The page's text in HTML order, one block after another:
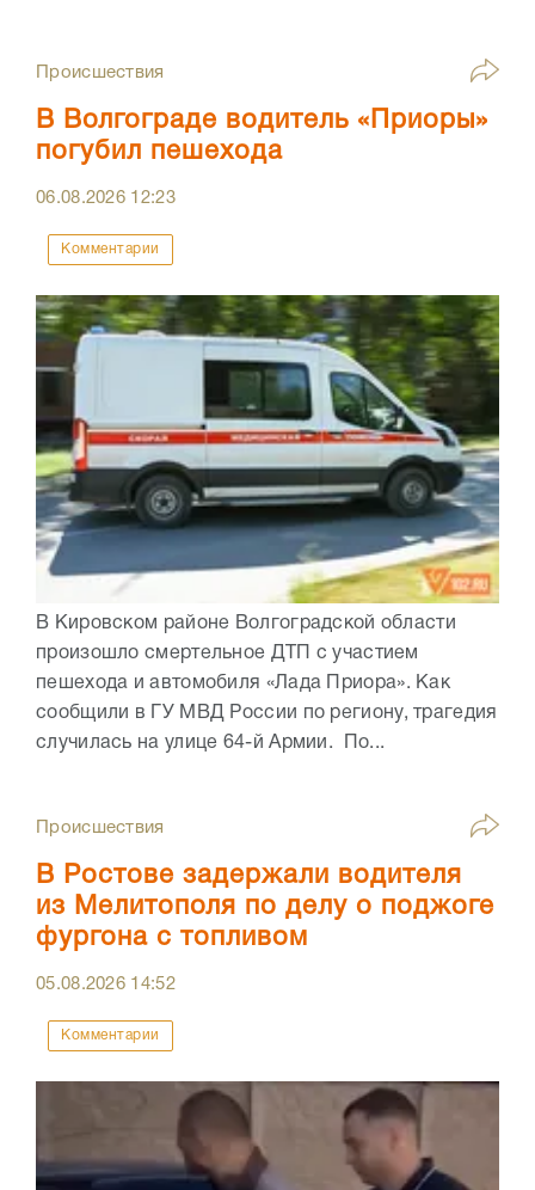
Происшествия
В Волгограде водитель «Приоры»
погубил пешехода
06.08.2026 12:23
Комментарии
В Кировском районе Волгоградской области
произошло смертельное ДТП с участием
пешехода и автомобиля «Лада Приора». Как
сообщили в ГУ МВД России по региону, трагедия
случилась на улице 64-й Армии. По...
Происшествия
В Ростове задержали водителя
из Мелитополя по делу о поджоге
фургона с топливом
05.08.2026 14:52
Комментарии